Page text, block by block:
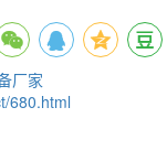
厂家
680.html